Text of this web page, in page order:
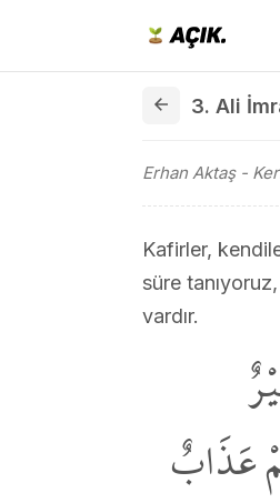
3. Ali
Erhan Aktaş-
Kafirler,
süre
vardır.
عَذَابٌ